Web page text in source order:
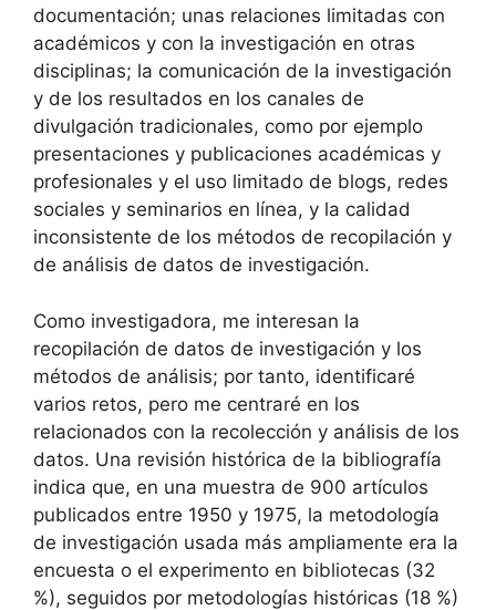
documentación; unas relaciones limitadas con
académicos y con la investigación en otras
disciplinas; la comunicación de la investigación
y de los resultados en los canales de
divulgación tradicionales, como por ejemplo
presentaciones y publicaciones académicas y
profesionales y el uso limitado de blogs, redes
sociales y seminarios en línea, y la calidad
inconsistente de los métodos de recopilación y
de análisis de datos de investigación.
Como investigadora, me interesan la
recopilación de datos de investigación y los
métodos de análisis; por tanto, identificaré
varios retos, pero me centraré en los
relacionados con la recolección y análisis de los
datos. Una revisión histórica de la bibliografía
indica que, en una muestra de 900 artículos
publicados entre 1950 y 1975, la metodología
de investigación usada más ampliamente era la
encuesta o el experimento en bibliotecas (32
%), seguidos por metodologías históricas (18 %)